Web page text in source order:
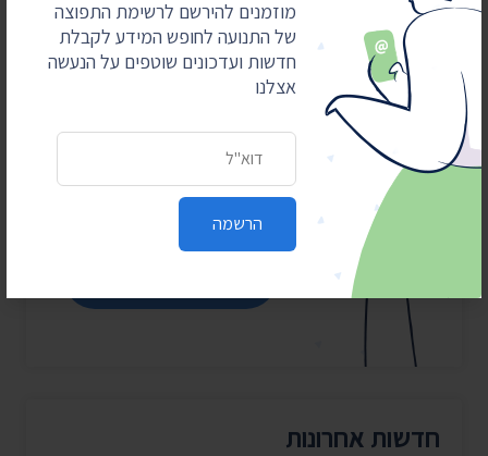
מוזמנים להירשם לרשימת התפוצה
של התנועה לחופש המידע לקבלת
חדשות ועדכונים שוטפים על הנעשה
אצלנו
הרשמה
מאבקים משפטיים
עולים כסף
התנועה לחופש המידע מובילה
את מהפכת השקיפות ומחזירה
את המידע לציבור. כדי שנוכל
לתמיכתם
חדשות אחרונות